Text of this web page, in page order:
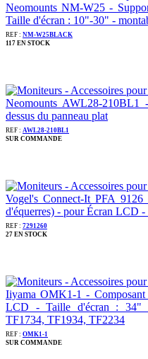
Neomounts NM-W25 -
Taille d'écran : 10"-30" -
REF : NM-W25BLACK
117 EN STOCK
Neomounts AWL28-
dessus du panneau plat
REF : AWL28-210BL1
SUR COMMANDE
Vogel's Connect-It PFA
d'équerres) - pour Écran LCD -
REF : 7291260
27 EN STOCK
Iiyama OMK1-1 -
LCD - Taille d'écran : 34"
TF1734, TF1934, TF2234
REF : OMK1-1
SUR COMMANDE